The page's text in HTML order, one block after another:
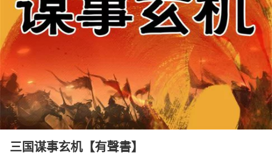
日本購物 電子/紙本書
三国谋事玄机【有聲書】